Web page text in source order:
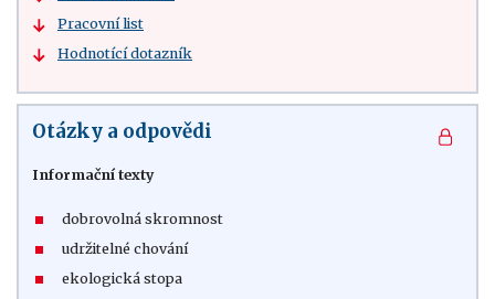
Pracovní list
Hodnotící dotazník
Otázky a odpovědi
Informační texty
dobrovolná skromnost
udržitelné chování
ekologická stopa